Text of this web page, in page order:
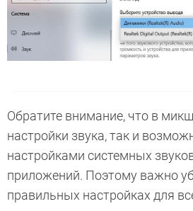
Обратите внимание, что в
настройки звука, так и
настройками системных
приложений. Поэтому важно
правильных настройках для